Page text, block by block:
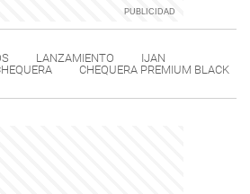
LANZAMIENTO
IJAN
CHEQUERA PREMIUM BLACK